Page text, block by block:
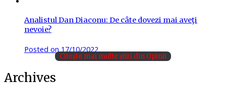
Analistul Dan Diaconu: De câte dovezi mai aveţi
nevoie?
Posted on 17/10/2022
Citește mai multe știri din Opinii
Archives